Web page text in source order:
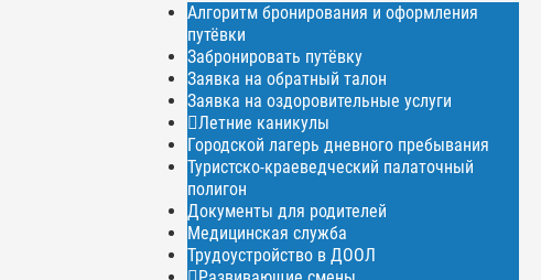
Алгоритм бронирования и оформления
путёвки
Забронировать путёвку
Заявка на обратный талон
Заявка на оздоровительные услуги
Летние каникулы
Городской лагерь дневного пребывания
Туристско-краеведческий палаточный
полигон
Документы для родителей
Медицинская служба
Трудоустройство в ДООЛ